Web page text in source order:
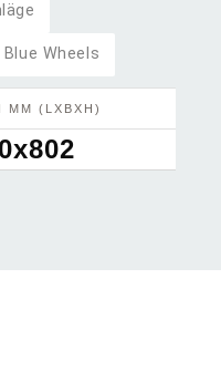
Wheels
MM (LXBXH)